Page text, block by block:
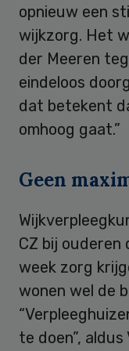
opnieuw een
wijkzorg. Het
der Meeren
eindeloos
dat betekent
omhoog gaat.”
Geen
CZ bij
week zorg
wonen wel de
te doen”,